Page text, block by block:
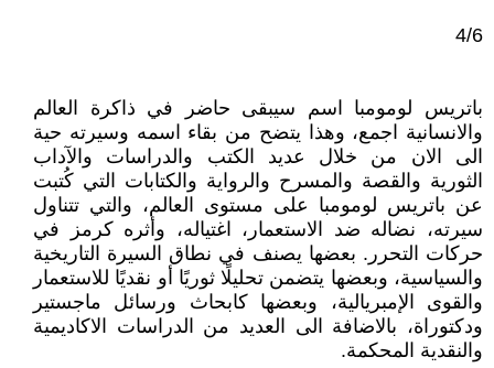
4/6
باتريس لومومبا اسم سيبقى حاضر في ذاكرة العالم
والانسانية اجمع، وهذا يتضح من بقاء اسمه وسيرته حية
الى الان من خلال عديد الكتب والدراسات والآداب
الثورية والقصة والمسرح والرواية والكتابات التي كُتبت
عن باتريس لومومبا على مستوى العالم، والتي تتناول
سيرته، نضاله ضد الاستعمار، اغتياله، وأثره كرمز في
حركات التحرر. بعضها يصنف في نطاق السيرة التاريخية
والسياسية، وبعضها يتضمن تحليلًا ثوريًا أو نقديًا للاستعمار
والقوى الإمبريالية، وبعضها كابحاث ورسائل ماجستير
ودكتوراة، بالاضافة الى العديد من الدراسات الاكاديمية
والنقدية المحكمة.